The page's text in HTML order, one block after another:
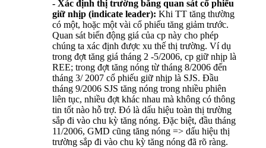
- Xác định thị trường bằng quan sát cổ phiếu
giữ nhịp (indicate leader): Khi TT tăng thường
có một, hoặc một vài cổ phiếu tăng giảm trước.
Quan sát biến động giá của cp này cho phép
chúng ta xác định được xu thế thị trường. Ví dụ
trong đợt tăng giá tháng 2 -5/2006, cp giữ nhịp là
REE; trong đợt tăng nóng từ tháng 8/2006 đến
tháng 3/ 2007 cổ phiếu giữ nhịp là SJS. Đầu
tháng 9/2006 SJS tăng nóng trong nhiều phiên
liên tục, nhiều đợt khác nhau mà không có thông
tin tốt nào hỗ trợ. Đó là dấu hiệu toàn thị trường
sắp đi vào chu kỳ tăng nóng. Đặc biệt, đầu tháng
11/2006, GMD cũng tăng nóng => dấu hiệu thị
trường sắp đi vào chu kỳ tăng nóng đã rõ ràng.